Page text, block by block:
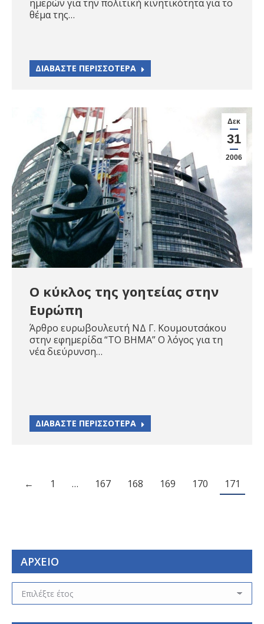
ημερών για την πολιτική κινητικότητα για το
θέμα της…
ΔΙΑΒΑΣΤΕ ΠΕΡΙΣΣΟΤΕΡΑ
Δεκ
31
2006
Ο κύκλος της γοητείας στην
Ευρώπη
Άρθρο ευρωβουλευτή ΝΔ Γ. Κουμουτσάκου
στην εφημερίδα “ΤΟ ΒΗΜΑ” Ο λόγος για τη
νέα διεύρυνση…
ΔΙΑΒΑΣΤΕ ΠΕΡΙΣΣΟΤΕΡΑ
← 1 … 167 168 169 170 171
ΑΡΧΕΙΟ
ΑΡΧΕΙΟ